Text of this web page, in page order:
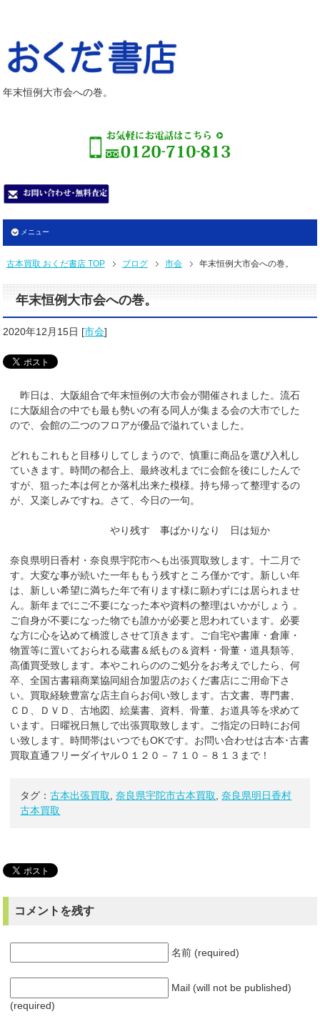
年末恒例大市会への巻。
メニュー
古本買取 おくだ書店 TOP ブログ 市会 年末恒例大市会への巻。
年末恒例大市会への巻。
2020年12月15日 [市会]
昨日は、大阪組合で年末恒例の大市会が開催されました。流石
に大阪組合の中でも最も勢いの有る同人が集まる会の大市でした
ので、会館の二つのフロアが優品で溢れていました。
どれもこれもと目移りしてしまうので、慎重に商品を選び入札し
ていきます。時間の都合上、最終改札までに会館を後にしたんで
すが、狙った本は何とか落札出来た模様。持ち帰って整理するの
が、又楽しみですね。さて、今日の一句。
やり残す 事ばかりなり 日は短か
奈良県明日香村・奈良県宇陀市へも出張買取致します。十二月で
す。大変な事が続いた一年ももう残すところ僅かです。新しい年
は、新しい希望に満ちた年で有ります様に願わずには居られませ
ん。新年までにご不要になった本や資料の整理はいかがしょう 。
ご自身が不要になった物でも誰かが必要と思われています。必要
な方に心を込めて橋渡しさせて頂きます。ご自宅や書庫・倉庫・
物置等に置いておられる蔵書＆紙もの＆資料・骨董・道具類等、
高価買受致します。本やこれらののご処分をお考えでしたら、何
卒、全国古書籍商業協同組合加盟店のおくだ書店にご用命下さ
い。買取経験豊富な店主自らお伺い致します。古文書、専門書、
ＣＤ、ＤＶＤ、古地図、絵葉書、資料、骨董、お道具等を求めて
います。日曜祝日無しで出張買取致します。ご指定の日時にお伺
い致します。時間帯はいつでもOKです。お問い合わせは古本･古書
買取直通フリーダイヤル０１２０－７１０－８１３まで！
タグ：古本出張買取 ,奈良県宇陀市古本買取 ,奈良県明日香村
古本買取
コメントを残す
名前 (required)
Mail (will not be published)
(required)